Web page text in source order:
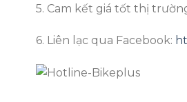
5. Cam kết giá tốt thị
6. Liên lạc qua Facebook: